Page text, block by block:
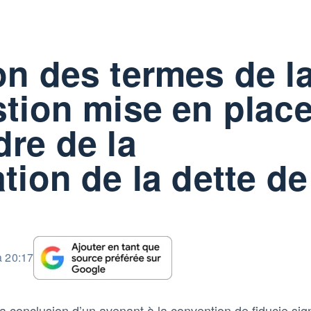
des termes de
mise en
de la
de la dette
20:17